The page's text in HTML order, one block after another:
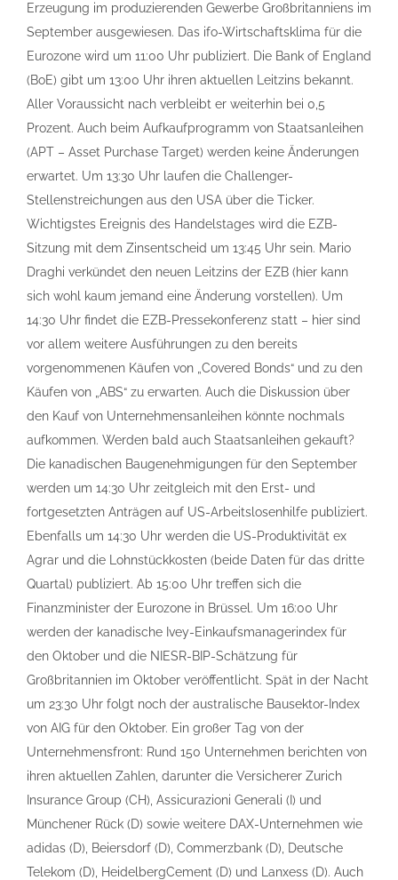
Erzeugung im produzierenden Gewerbe Großbritanniens im
September ausgewiesen. Das ifo-Wirtschaftsklima für die
Eurozone wird um 11:00 Uhr publiziert. Die Bank of England
(BoE) gibt um 13:00 Uhr ihren aktuellen Leitzins bekannt.
Aller Voraussicht nach verbleibt er weiterhin bei 0,5
Prozent. Auch beim Aufkaufprogramm von Staatsanleihen
(APT – Asset Purchase Target) werden keine Änderungen
erwartet. Um 13:30 Uhr laufen die Challenger-
Stellenstreichungen aus den USA über die Ticker.
Wichtigstes Ereignis des Handelstages wird die EZB-
Sitzung mit dem Zinsentscheid um 13:45 Uhr sein. Mario
Draghi verkündet den neuen Leitzins der EZB (hier kann
sich wohl kaum jemand eine Änderung vorstellen). Um
14:30 Uhr findet die EZB-Pressekonferenz statt – hier sind
vor allem weitere Ausführungen zu den bereits
vorgenommenen Käufen von „Covered Bonds“ und zu den
Käufen von „ABS“ zu erwarten. Auch die Diskussion über
den Kauf von Unternehmensanleihen könnte nochmals
aufkommen. Werden bald auch Staatsanleihen gekauft?
Die kanadischen Baugenehmigungen für den September
werden um 14:30 Uhr zeitgleich mit den Erst- und
fortgesetzten Anträgen auf US-Arbeitslosenhilfe publiziert.
Ebenfalls um 14:30 Uhr werden die US-Produktivität ex
Agrar und die Lohnstückkosten (beide Daten für das dritte
Quartal) publiziert. Ab 15:00 Uhr treffen sich die
Finanzminister der Eurozone in Brüssel. Um 16:00 Uhr
werden der kanadische Ivey-Einkaufsmanagerindex für
den Oktober und die NIESR-BIP-Schätzung für
Großbritannien im Oktober veröffentlicht. Spät in der Nacht
um 23:30 Uhr folgt noch der australische Bausektor-Index
von AIG für den Oktober. Ein großer Tag von der
Unternehmensfront: Rund 150 Unternehmen berichten von
ihren aktuellen Zahlen, darunter die Versicherer Zurich
Insurance Group (CH), Assicurazioni Generali (I) und
Münchener Rück (D) sowie weitere DAX-Unternehmen wie
adidas (D), Beiersdorf (D), Commerzbank (D), Deutsche
Telekom (D), HeidelbergCement (D) und Lanxess (D). Auch